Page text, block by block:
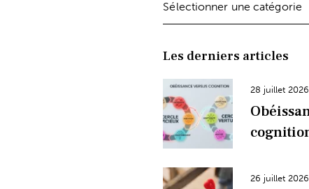
Les derniers articles
28 juillet 2026
26 juillet 2026